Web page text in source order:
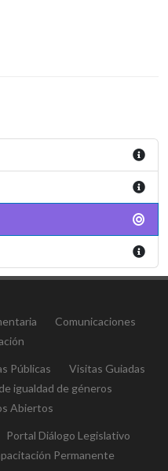
Comunicaciones
Públicas
Visitas Guiadas
igualdad de géneros
Abiertos
Portal Diálogo Legislativo
Permanente